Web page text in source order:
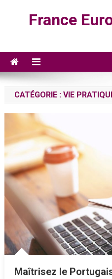
France
CATÉGORIE : VIE
Maîtrisez le